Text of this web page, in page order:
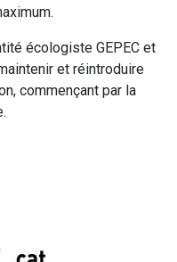
écologiste GEPEC et
et réintroduire
commençant par la